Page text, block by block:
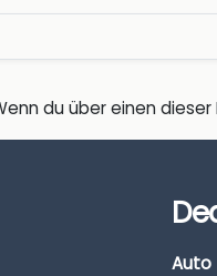
du über einen
Auto